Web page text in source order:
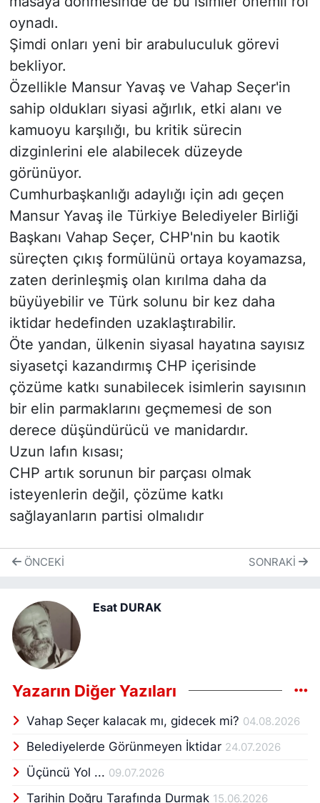
oynadı.
Şimdi onları yeni bir arabuluculuk görevi
bekliyor.
Özellikle Mansur Yavaş ve Vahap Seçer'in
sahip oldukları siyasi ağırlık, etki alanı ve
kamuoyu karşılığı, bu kritik sürecin
dizginlerini ele alabilecek düzeyde
görünüyor.
Cumhurbaşkanlığı adaylığı için adı geçen
Mansur Yavaş ile Türkiye Belediyeler Birliği
Başkanı Vahap Seçer, CHP'nin bu kaotik
süreçten çıkış formülünü ortaya koyamazsa,
zaten derinleşmiş olan kırılma daha da
büyüyebilir ve Türk solunu bir kez daha
iktidar hedefinden uzaklaştırabilir.
Öte yandan, ülkenin siyasal hayatına sayısız
siyasetçi kazandırmış CHP içerisinde
çözüme katkı sunabilecek isimlerin sayısının
bir elin parmaklarını geçmemesi de son
derece düşündürücü ve manidardır.
Uzun lafın kısası;
CHP artık sorunun bir parçası olmak
isteyenlerin değil, çözüme katkı
sağlayanların partisi olmalıdır
ÖNCEKI SONRAKI
Esat DURAK
Yazarın Diğer Yazıları
Vahap Seçer kalacak mı, gidecek mi? 04.08.2026
Belediyelerde Görünmeyen İktidar 24.07.2026
Üçüncü Yol ... 09.07.2026
Tarihin Doğru Tarafında Durmak 15.06.2026